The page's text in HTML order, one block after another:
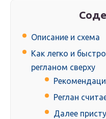
Описание и схема
Как легко и
регланом сверху
Реглан
Далее